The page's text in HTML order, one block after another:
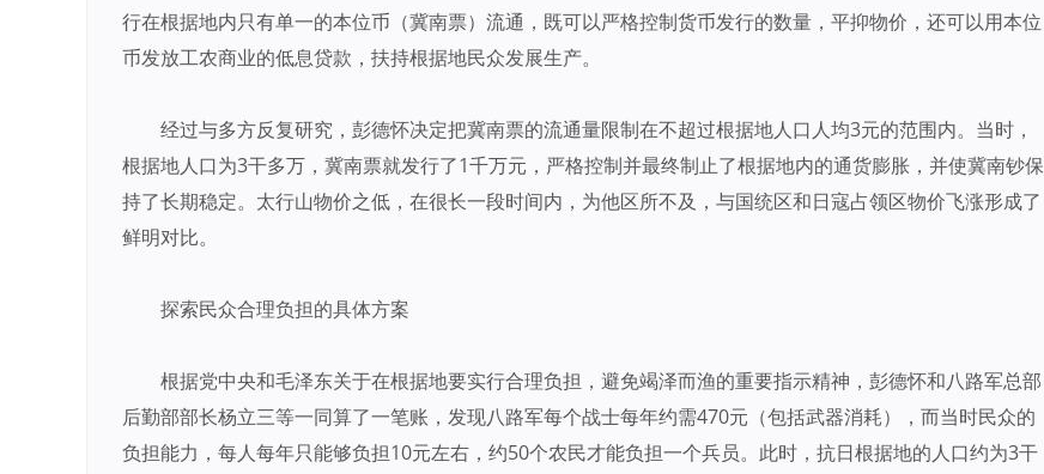
行在根据地内只有单一的本位币（冀南票）流通，既可以严格控制货币发行的数量，平抑物价，还可以用本位
币发放工农商业的低息贷款，扶持根据地民众发展生产。
经过与多方反复研究，彭德怀决定把冀南票的流通量限制在不超过根据地人口人均3元的范围内。当时，
根据地人口为3干多万，冀南票就发行了1千万元，严格控制并最终制止了根据地内的通货膨胀，并使冀南钞保
持了长期稳定。太行山物价之低，在很长一段时间内，为他区所不及，与国统区和日寇占领区物价飞涨形成了
鲜明对比。
探索民众合理负担的具体方案
根据党中央和毛泽东关于在根据地要实行合理负担，避免竭泽而渔的重要指示精神，彭德怀和八路军总部
后勤部部长杨立三等一同算了一笔账，发现八路军每个战士每年约需470元（包括武器消耗），而当时民众的
负担能力，每人每年只能够负担10元左右，约50个农民才能负担一个兵员。此时，抗日根据地的人口约为3干